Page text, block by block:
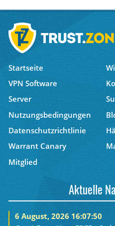
Startseite
VPN Software
Server
Nutzungsbedingungen
Datenschutzrichtlinie
Warrant Canary
Mitglied
Aktuelle
6 August, 2026 16:07:50